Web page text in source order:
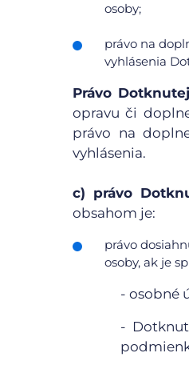
osoby;
právo na
vyhlásenia
Právo
opravu či
právo na
vyhlásenia.
c) právo
obsahom je:
právo
osoby, ak je
- osobné
-